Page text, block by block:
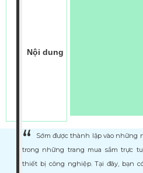
Nội dung
Sớm được thành lập vào những
trong những trang mua sắm trực
thiết bị công nghiệp. Tại đây, bạn